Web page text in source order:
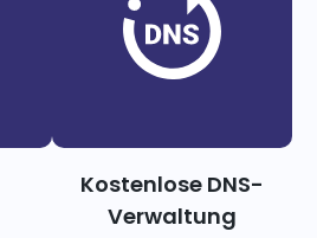
Kostenlose DNS-
Verwaltung